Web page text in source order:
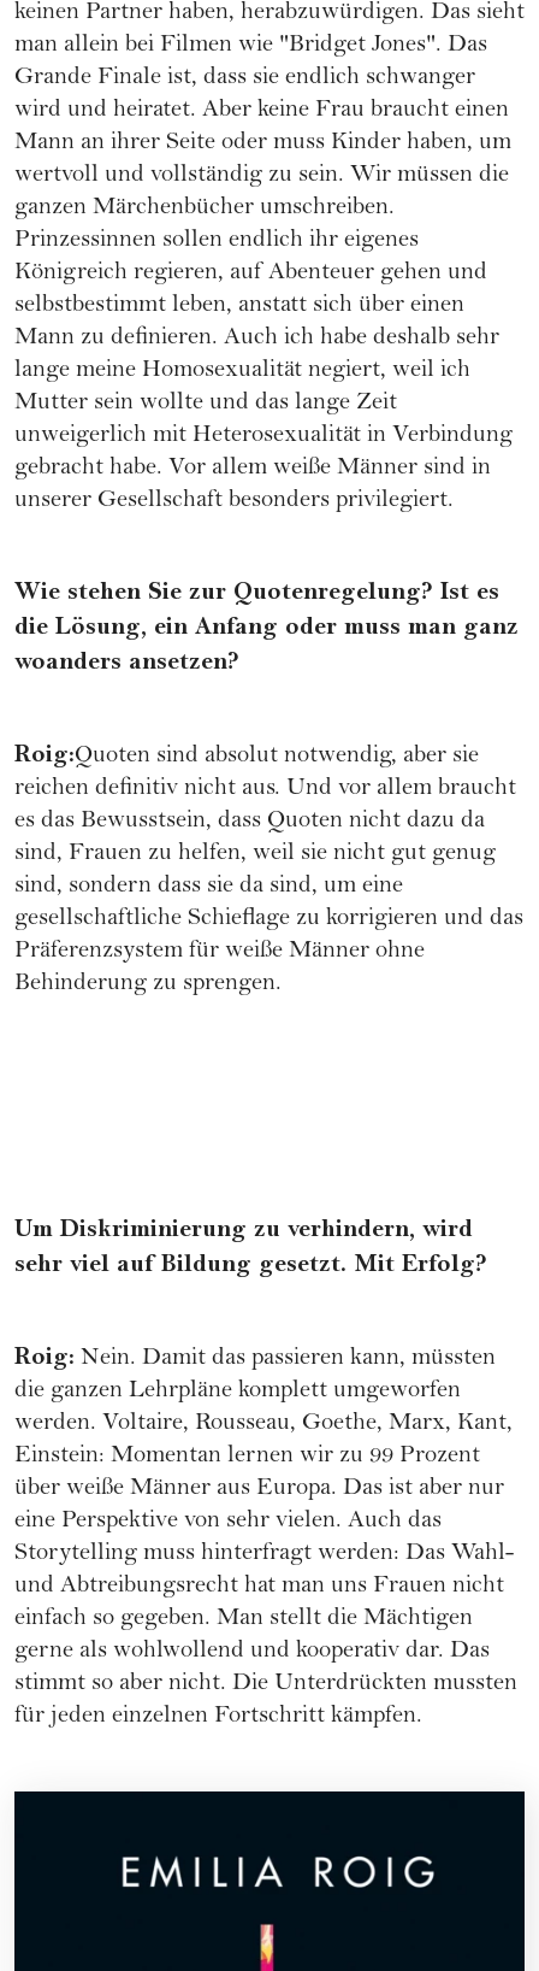
keinen Partner haben, herabzuwürdigen. Das sieht
man allein bei Filmen wie "Bridget Jones". Das
Grande Finale ist, dass sie endlich schwanger
wird und heiratet. Aber keine Frau braucht einen
Mann an ihrer Seite oder muss Kinder haben, um
wertvoll und vollständig zu sein. Wir müssen die
ganzen Märchenbücher umschreiben.
Prinzessinnen sollen endlich ihr eigenes
Königreich regieren, auf Abenteuer gehen und
selbstbestimmt leben, anstatt sich über einen
Mann zu definieren. Auch ich habe deshalb sehr
lange meine Homosexualität negiert, weil ich
Mutter sein wollte und das lange Zeit
unweigerlich mit Heterosexualität in Verbindung
gebracht habe. Vor allem weiße Männer sind in
unserer Gesellschaft besonders privilegiert.
Wie stehen Sie zur Quotenregelung? Ist es
die Lösung, ein Anfang oder muss man ganz
woanders ansetzen?
Roig:Quoten sind absolut notwendig, aber sie
reichen definitiv nicht aus. Und vor allem braucht
es das Bewusstsein, dass Quoten nicht dazu da
sind, Frauen zu helfen, weil sie nicht gut genug
sind, sondern dass sie da sind, um eine
gesellschaftliche Schieflage zu korrigieren und das
Präferenzsystem für weiße Männer ohne
Behinderung zu sprengen.
Um Diskriminierung zu verhindern, wird
sehr viel auf Bildung gesetzt. Mit Erfolg?
Roig: Nein. Damit das passieren kann, müssten
die ganzen Lehrpläne komplett umgeworfen
werden. Voltaire, Rousseau, Goethe, Marx, Kant,
Einstein: Momentan lernen wir zu 99 Prozent
über weiße Männer aus Europa. Das ist aber nur
eine Perspektive von sehr vielen. Auch das
Storytelling muss hinterfragt werden: Das Wahl-
und Abtreibungsrecht hat man uns Frauen nicht
einfach so gegeben. Man stellt die Mächtigen
gerne als wohlwollend und kooperativ dar. Das
stimmt so aber nicht. Die Unterdrückten mussten
für jeden einzelnen Fortschritt kämpfen.